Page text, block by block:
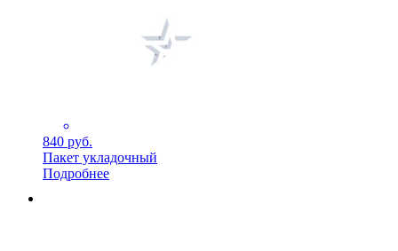
840 руб.
Пакет укладочный
Подробнее